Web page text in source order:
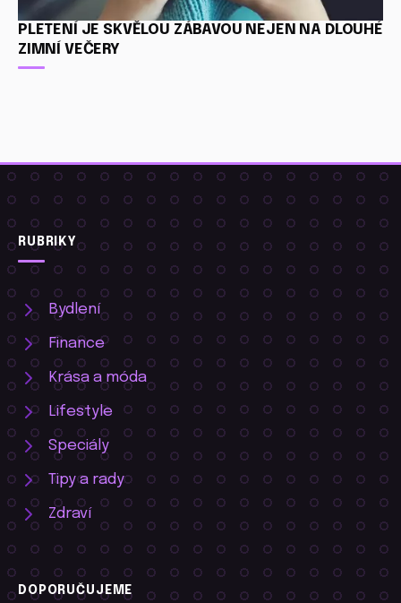
PLETENÍ JE SKVĚLOU ZÁBAVOU NEJEN NA DLOUHÉ
ZIMNÍ VEČERY
RUBRIKY
Bydlení
Finance
Krása a móda
Lifestyle
Speciály
Tipy a rady
Zdraví
DOPORUČUJEME